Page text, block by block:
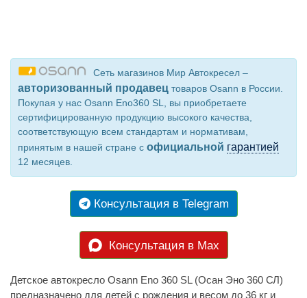
Сеть магазинов Мир Автокресел –
авторизованный продавец товаров Osann в России.
Покупая у нас Osann Eno360 SL, вы приобретаете
сертифицированную продукцию высокого качества,
соответствующую всем стандартам и нормативам,
принятым в нашей стране с официальной гарантией
12 месяцев.
Консультация в Telegram
Консультация в Max
Детское автокресло Osann Eno 360 SL (Осан Эно 360 СЛ)
предназначено для детей с рождения и весом до 36 кг и